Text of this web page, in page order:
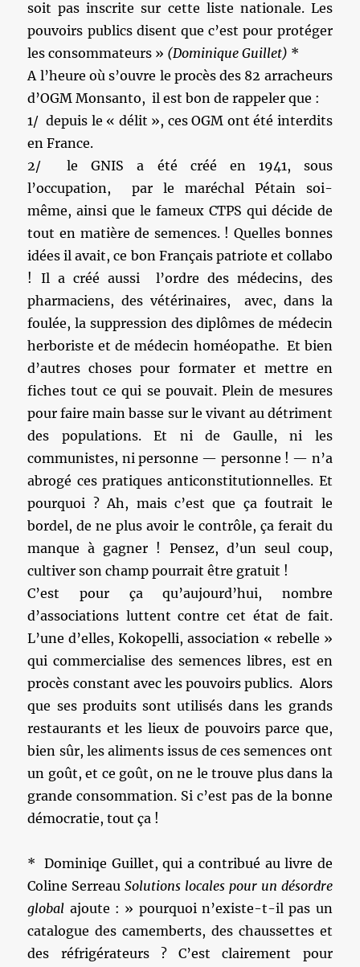
soit pas inscrite sur cette liste nationale. Les
pouvoirs publics disent que c’est pour protéger
les consommateurs » (Dominique Guillet) *
A l’heure où s’ouvre le procès des 82 arracheurs
d’OGM Monsanto, il est bon de rappeler que :
1/ depuis le « délit », ces OGM ont été interdits
en France.
2/ le GNIS a été créé en 1941, sous
l’occupation, par le maréchal Pétain soi-
même, ainsi que le fameux CTPS qui décide de
tout en matière de semences. ! Quelles bonnes
idées il avait, ce bon Français patriote et collabo
! Il a créé aussi l’ordre des médecins, des
pharmaciens, des vétérinaires, avec, dans la
foulée, la suppression des diplômes de médecin
herboriste et de médecin homéopathe. Et bien
d’autres choses pour formater et mettre en
fiches tout ce qui se pouvait. Plein de mesures
pour faire main basse sur le vivant au détriment
des populations. Et ni de Gaulle, ni les
communistes, ni personne — personne ! — n’a
abrogé ces pratiques anticonstitutionnelles. Et
pourquoi ? Ah, mais c’est que ça foutrait le
bordel, de ne plus avoir le contrôle, ça ferait du
manque à gagner ! Pensez, d’un seul coup,
cultiver son champ pourrait être gratuit !
C’est pour ça qu’aujourd’hui, nombre
d’associations luttent contre cet état de fait.
L’une d’elles, Kokopelli, association « rebelle »
qui commercialise des semences libres, est en
procès constant avec les pouvoirs publics. Alors
que ses produits sont utilisés dans les grands
restaurants et les lieux de pouvoirs parce que,
bien sûr, les aliments issus de ces semences ont
un goût, et ce goût, on ne le trouve plus dans la
grande consommation. Si c’est pas de la bonne
démocratie, tout ça !
* Dominiqe Guillet, qui a contribué au livre de
Coline SerreauSolutions locales pour un désordre
global ajoute : » pourquoi n’existe-t-il pas un
catalogue des camemberts, des chaussettes et
des réfrigérateurs ? C’est clairement pour